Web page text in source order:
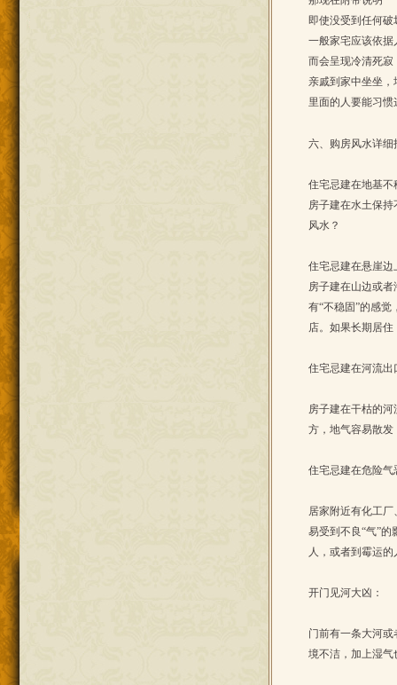
即使没受到任何
一般家宅应该依
而会呈现冷清死
亲戚到家中坐坐
里面的人要能习
六、购房风水详细
住宅忌建在地基不
房子建在水土保
风水？
住宅忌建在悬崖边
房子建在山边或
有“不稳固”的感
店。如果长期居住
住宅忌建在河流出
房子建在干枯的
方，地气容易散
住宅忌建在危险气
居家附近有化工
易受到不良“气”
人，或者到霉运
开门见河大凶：
门前有一条大河
境不洁，加上湿